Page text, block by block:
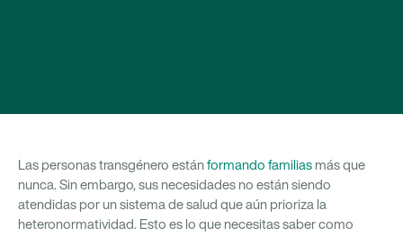
Las personas transgénero estánformando familias más que
nunca. Sin embargo, sus necesidades no están siendo
atendidas por un sistema de salud que aún prioriza la
heteronormatividad. Esto es lo que necesitas saber como